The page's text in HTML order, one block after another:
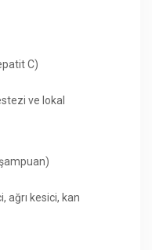
C)
ve lokal
ağrı kesici, kan